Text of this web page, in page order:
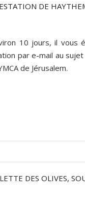
DE
10 jours, il vous
par e-mail au
de Jérusalem.
DES OLIVES,